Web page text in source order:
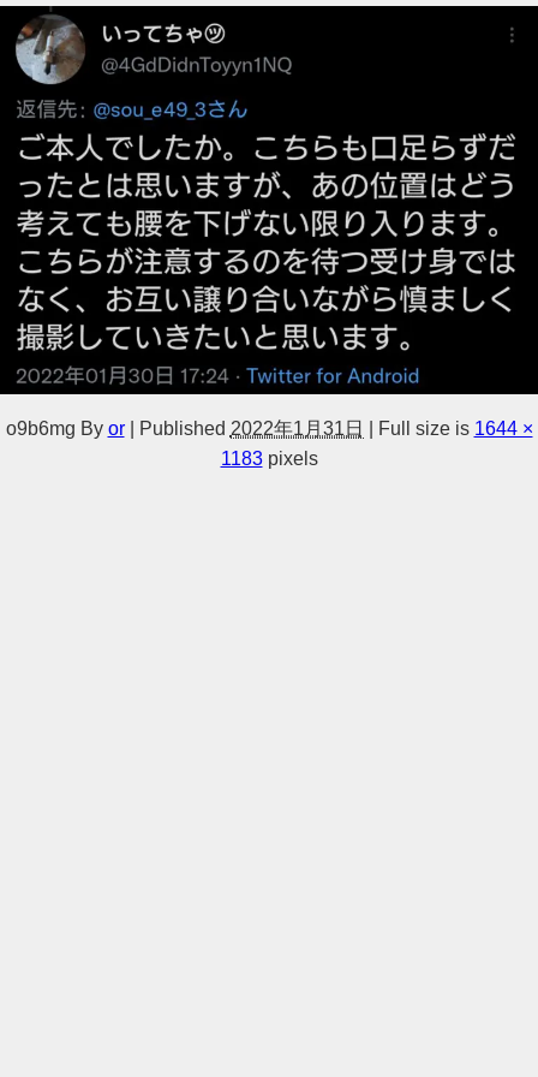
o9b6mg By or | Published 2022年1月31日 | Full size is 1644 ×
1183pixels